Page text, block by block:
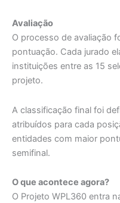
Avaliação
O processo de avaliação
pontuação. Cada jurado
instituições entre as 15
projeto.
A classificação final foi
atribuídos para cada
entidades com maior
semifinal.
O que acontece agora?
O Projeto WPL360 entra